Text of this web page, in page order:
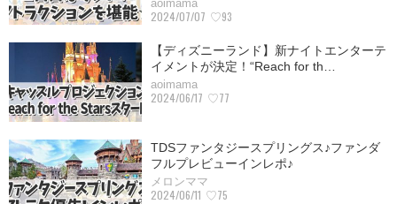
aoimama
2024/07/07 ♡93
【ディズニーランド】新ナイトエンターテ
イメントが決定！“Reach for th…
aoimama
2024/06/17 ♡77
TDSファンタジースプリングス♪ファンダ
フルプレビューインレポ♪
メロンママ
2024/06/11 ♡75